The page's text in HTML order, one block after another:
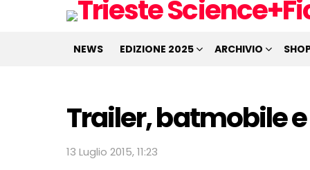
NEWS EDIZIONE 2025 ARCHIVIO
Trailer, batmobile
13 Luglio 2015, 11:23